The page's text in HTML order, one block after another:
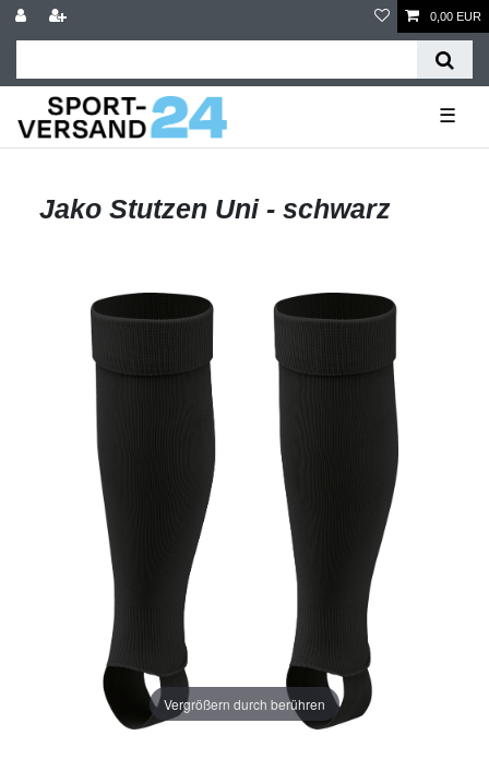
0,00 EUR
☰
Jako Stutzen Uni - schwarz
Vergrößern durch berühren